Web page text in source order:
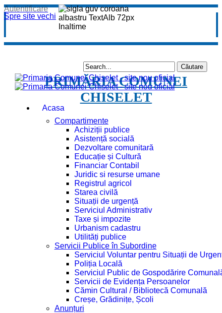
Spre site vechi
Autentificare
PRIMĂRIA COMUNEI
CHISELET
Acasa
Compartimente
Achiziții publice
Asistență socială
Dezvoltare comunitară
Educație și Cultură
Financiar Contabil
Juridic si resurse umane
Registrul agricol
Starea civilă
Situații de urgență
Serviciul Administrativ
Taxe și impozite
Urbanism cadastru
Utilități publice
Servicii Publice în Subordine
Serviciul Voluntar pentru Situații de
Poliția Locală
Serviciul Public de Gospodărire
Servicii de Evidența Persoanelor
Cămin Cultural / Bibliotecă Comunală
Creșe, Grădinițe, Școli
Anunțuri